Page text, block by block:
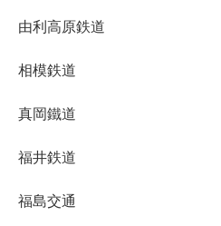
由利高原鉄道
相模鉄道
真岡鐵道
福井鉄道
福島交通